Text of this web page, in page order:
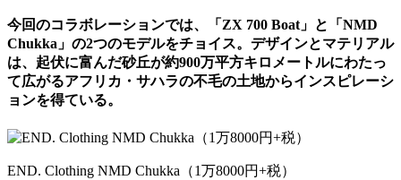
今回のコラボレーションでは、「ZX 700 Boat」と「NMD
Chukka」の2つのモデルをチョイス。デザインとマテリアル
は、起伏に富んだ砂丘が約900万平方キロメートルにわたっ
て広がるアフリカ・サハラの不毛の土地からインスピレーシ
ョンを得ている。
END. Clothing NMD Chukka（1万8000円+税）